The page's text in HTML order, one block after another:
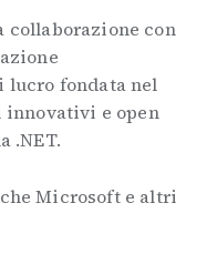
collaborazione con
lucro fondata nel
innovativi e open
.NET.
Microsoft e altri